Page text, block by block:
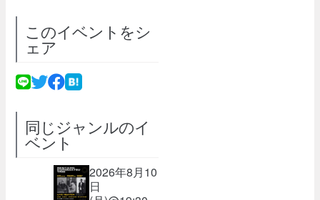
このイベントをシ
ェア
同じジャンルのイ
ベント
2026年8月10
日